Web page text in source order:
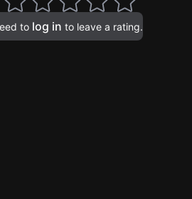
to log in to leave a rating.